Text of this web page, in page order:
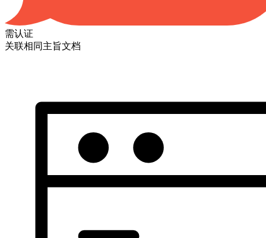
需认证
关联相同主旨文档